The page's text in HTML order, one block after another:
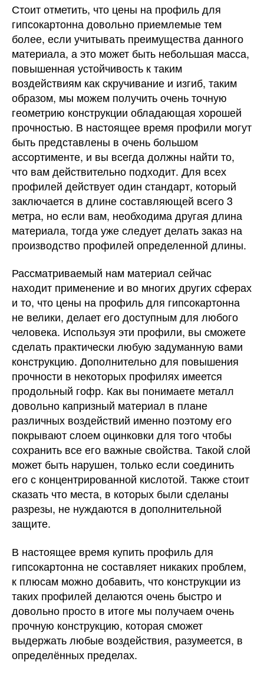
Стоит отметить, что цены на профиль для
гипсокартонна довольно приемлемые тем
более, если учитывать преимущества данного
материала, а это может быть небольшая масса,
повышенная устойчивость к таким
воздействиям как скручивание и изгиб, таким
образом, мы можем получить очень точную
геометрию конструкции обладающая хорошей
прочностью. В настоящее время профили могут
быть представлены в очень большом
ассортименте, и вы всегда должны найти то,
что вам действительно подходит. Для всех
профилей действует один стандарт, который
заключается в длине составляющей всего 3
метра, но если вам, необходима другая длина
материала, тогда уже следует делать заказ на
производство профилей определенной длины.
Рассматриваемый нам материал сейчас
находит применение и во многих других сферах
и то, что цены на профиль для гипсокартонна
не велики, делает его доступным для любого
человека. Используя эти профили, вы сможете
сделать практически любую задуманную вами
конструкцию. Дополнительно для повышения
прочности в некоторых профилях имеется
продольный гофр. Как вы понимаете металл
довольно капризный материал в плане
различных воздействий именно поэтому его
покрывают слоем оцинковки для того чтобы
сохранить все его важные свойства. Такой слой
может быть нарушен, только если соединить
его с концентрированной кислотой. Также стоит
сказать что места, в которых были сделаны
разрезы, не нуждаются в дополнительной
защите.
В настоящее время купить профиль для
гипсокартонна не составляет никаких проблем,
к плюсам можно добавить, что конструкции из
таких профилей делаются очень быстро и
довольно просто в итоге мы получаем очень
прочную конструкцию, которая сможет
выдержать любые воздействия, разумеется, в
определённых пределах.